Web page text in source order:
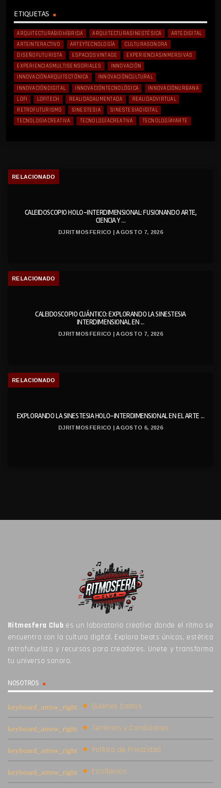
ETIQUETAS
ARQUITECTURABIOHÍBRIDA ARQUITECTURASINESTÉSICA
ARTEDIGITAL
ARTEINTERACTIVO
ARTEYTECNOLOGÍA
CULTURASONORA
DISEÑOFUTURISTA
ESPACIOSVINTAGE
EXPERIENCIASINMERSIVAS
EXPERIENCIASMULTISENSORIALES
INNOVACIÓN
INNOVACIÓNARQUITECTÓNICA
INNOVACIÓNCULTURAL
INNOVACIÓNDIGITAL
INNOVACIÓNTECNOLÓGICA
INNOVACIÓNURBANA
LOFI
LOFITECH REALIDADAUMENTADA
REALIDADVIRTUAL
RETROFUTURISMO
SINESTESIA
SINESTESIADIGITAL
TECNOLOGIACREATIVA
TECNOLOGÍACREATIVA TECNOLOGÍAYARTE
RELACIONADO
CALEIDOSCOPIO HOLO-INTERDIMENSIONAL: FUSIONANDO ARTE,
CIENCIA Y ...
DJRITMOSFERICO | AGOSTO 7, 2026
RELACIONADO
CALEIDOSCOPIO CUÁNTICO: EXPLORANDO LA SINESTESIA
INTERDIMENSIONAL EN ...
DJRITMOSFERICO | AGOSTO 7, 2026
RELACIONADO
EXPLORANDO LA SINESTESIA HOLO-INTERDIMENSIONAL EN EL ARTE ...
DJRITMOSFERICO | AGOSTO 6, 2026
Ritmosfera Club es un laboratorio creativo donde el ritmo se
encuentra con la cultura digital. Explora beats únicos, estética
retrofuturista y recursos para creadores. Unete y transforma
tu universo sonoro.
NOSOTROS
Quiénes Somos
Términos y Condiciones
Política de Privacidad
Escríbenos